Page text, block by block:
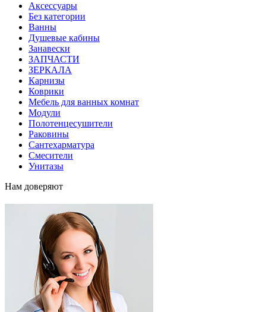
Аксессуары
Без категории
Ванны
Душевые кабины
Занавески
ЗАПЧАСТИ
ЗЕРКАЛА
Карнизы
Коврики
Мебель для ванных комнат
Модули
Полотенцесушители
Раковины
Сантехарматура
Смесители
Унитазы
Нам доверяют